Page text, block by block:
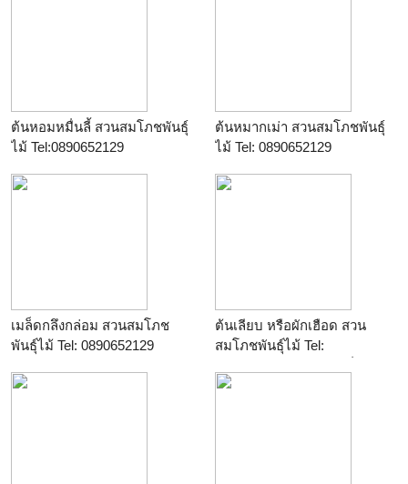
ต้นหอมหมื่นลี้ สวนสมโภชพันธุ์
ไม้ Tel:0890652129
ต้นหมากเม่า สวนสมโภชพันธุ์
ไม้ Tel: 0890652129
เมล็ดกลึงกล่อม สวนสมโภช
พันธุ์ไม้ Tel: 0890652129
ต้นเลียบ หรือผักเฮือด สวน
สมโภชพันธุ์ไม้ Tel:
ประเทศ